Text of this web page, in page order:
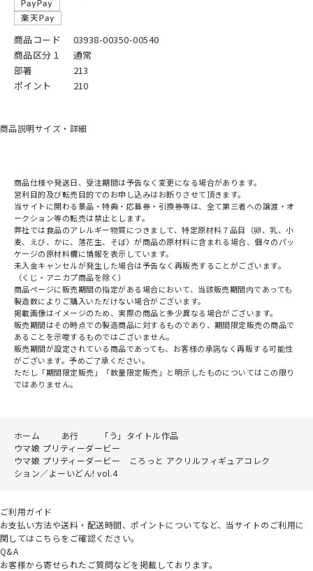
商品コード
03938-00350-00540
商品区分１
通常
部署
213
ポイント
210
商品説明サイズ・詳細
商品仕様や発送日、受注期間は予告なく変更になる場合があります。
営利目的及び転売目的でのお申し込みはお断りさせて頂きます。
当サイトに関わる景品・特典・応募券・引換券等は、全て第三者への譲渡・オ
ークション等の転売は禁止とします。
弊社では食品のアレルギー物質につきまして、特定原材料７品目（卵、乳、小
麦、えび、かに、落花生、そば）が商品の原材料に含まれる場合、個々のパッ
ケージの原材料欄に情報を表示しています。
未入金キャンセルが発生した場合は予告なく再販売することがございます。
（くじ・アニカプ商品を除く）
商品ページに販売期間の指定がある場合において、当該販売期間内であっても
製造数によりご購入いただけない場合がございます。
掲載画像はイメージのため、実際の商品と多少異なる場合がございます。
販売期間はその時点での製造商品に対するものであり、期間限定販売の商品で
あることを示唆するものではございません。
販売期間が設定されている商品であっても、お客様の承諾なく再販する可能性
がございます。予めご了承ください。
ただし「期間限定販売」「数量限定販売」と明示したものについてはこの限り
ではありません。
ホーム あ行
「う」タイトル作品
ウマ娘 プリティーダービー
ウマ娘 プリティーダービー ころっと アクリルフィギュアコレク
ション／よーいどん! vol.4
ご利用ガイド
お支払い方法や送料・配送時間、ポイントについてなど、当サイトのご利用に
関してはこちらをご確認ください。
Q&A
お客様から寄せられたご質問などを掲載しております。